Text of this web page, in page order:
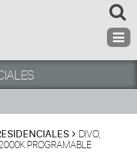
DIVO,
PROGRAMABLE